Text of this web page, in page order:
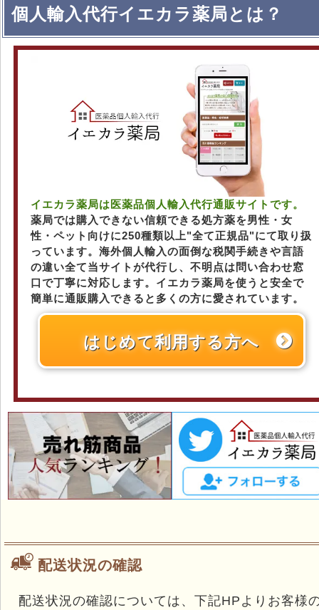
個人輸入代行イエカラ薬局とは？
イエカラ薬局は医薬品個人輸入代行通販サイトです。
薬局では購入できない信頼できる処方薬を男性・女
性・ペット向けに250種類以上"全て正規品"にて取り扱
っています。海外個人輸入の面倒な税関手続きや言語
の違い全て当サイトが代行し、不明点は問い合わせ窓
口で丁寧に対応します。イエカラ薬局を使うと安全で
簡単に通販購入できると多くの方に愛されています。
はじめて利用する方へ
配送状況の確認
配送状況の確認については、下記HPよりお客様